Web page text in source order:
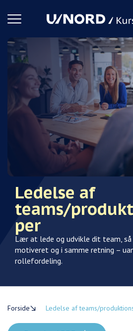
Toggle
Ledelse af
teams/
per
Lær at lede og udvikle dit team,
motiveret og i samme retning –
rollefordeling.
Forside Ledelse af teams/